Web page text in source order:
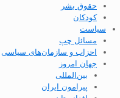
حقوق بشر
کودکان
سیاست
مسائل چپ
احزاب و سازمان‌های سیاسی
جهان امروز
بین‌المللی
پیرامون ایران